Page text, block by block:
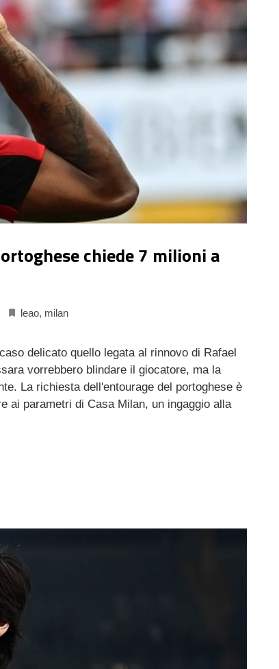
chiede 7 milioni a
leao, milan
delicato quello legata al rinnovo di Rafael
vorrebbero blindare il giocatore, ma la
La richiesta dell'entourage del portoghese è
ai parametri di Casa Milan, un ingaggio alla